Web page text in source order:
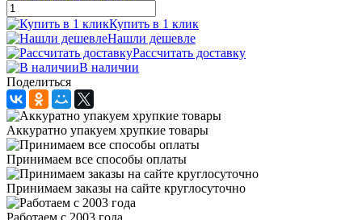
Купить в 1 клик
Нашли дешевле
Рассчитать доставку
В наличии
Поделиться
Аккуратно упакуем хрупкие товары
Принимаем все способы оплаты
Принимаем заказы на сайте круглосуточно
Работаем с 2003 года